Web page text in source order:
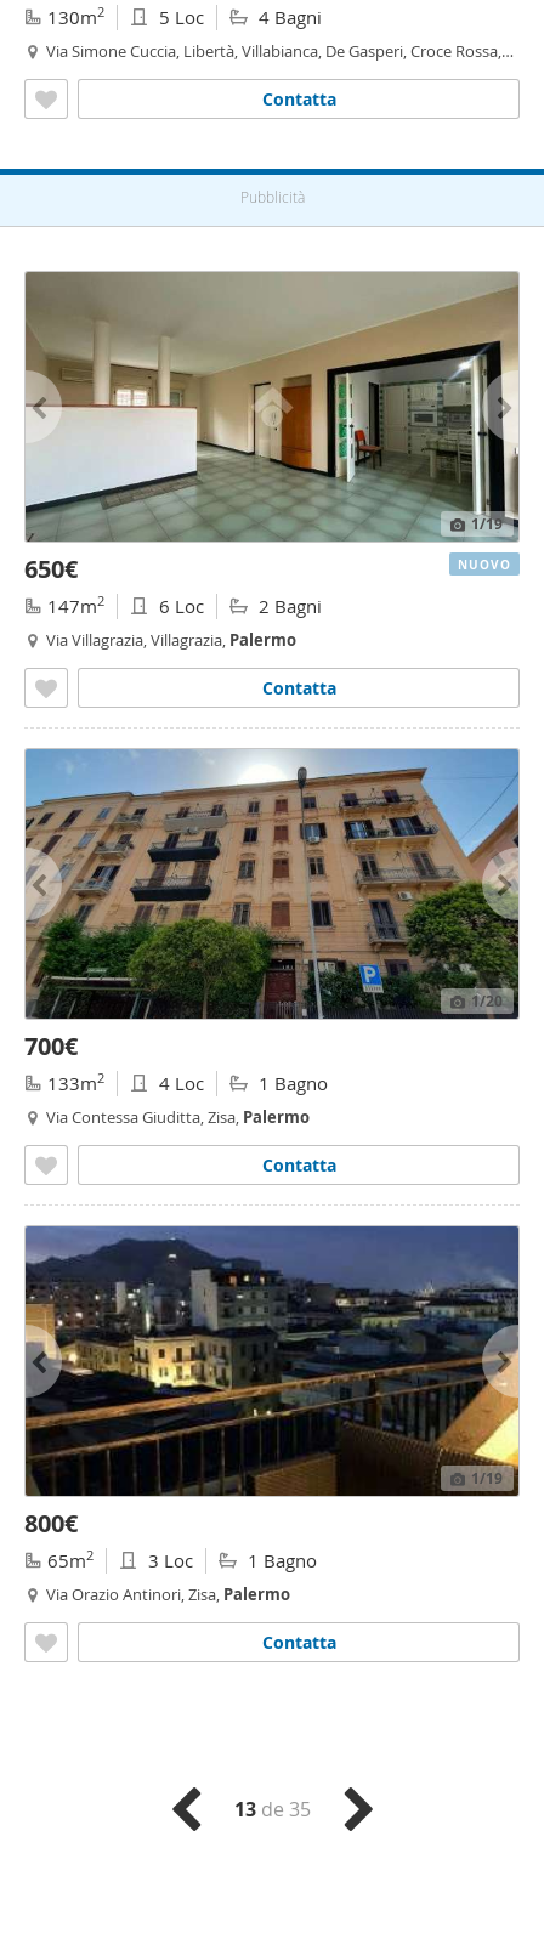
130m2 5 Loc 4 Bagni
Via Simone Cuccia, Libertà, Villabianca, De Gasperi, Croce Rossa,
Contatta
Pubblicità
1/19
650€
147m2 6 Loc 2 Bagni
Via Villagrazia, Villagrazia, Palermo
Contatta
NUOVO
1/20
700€
133m2 4 Loc 1 Bagno
Via Contessa Giuditta, Zisa, Palermo
Contatta
1/19
800€
65m2 3 Loc 1 Bagno
Via Orazio Antinori, Zisa, Palermo
Contatta
13de 35